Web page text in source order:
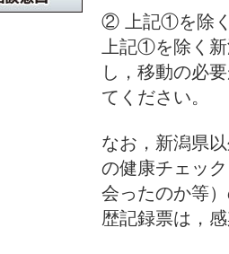
② 上記①を除く
上記①を除く
し，移動の必
てください。
なお，新潟県
の健康チェッ
会ったのか等
歴記録票は，